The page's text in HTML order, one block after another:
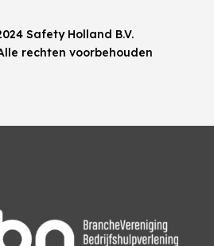
Safety Holland B.V.
rechten voorbehouden